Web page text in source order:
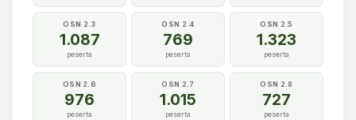
OSN 2.3
1.087
peserta
OSN 2.4
769
peserta
OSN 2.5
1.323
peserta
OSN 2.6
976
peserta
OSN 2.7
1.015
peserta
OSN 2.8
727
peserta